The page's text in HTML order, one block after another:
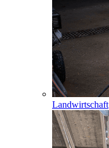
Landwirtschaft